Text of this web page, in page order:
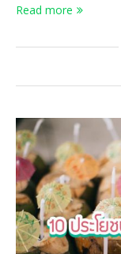
Read more